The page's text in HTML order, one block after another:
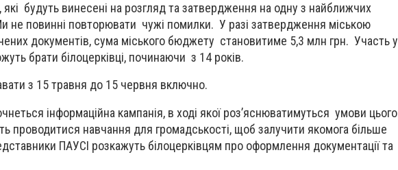
будуть винесені на розгляд та затвердження на одну з найближчих
не повинні повторювати чужі помилки. У разі затвердження міською
документів, сума міського бюджету становитиме 5,3 млн грн. Участь у
брати білоцерківці, починаючи з 14 років.
з 15 травня до 15 червня включно.
інформаційна кампанія, в ході якої роз’яснюватимуться умови цього
проводитися навчання для громадськості, щоб залучити якомога більше
ПАУСІ розкажуть білоцерківцям про оформлення документації та